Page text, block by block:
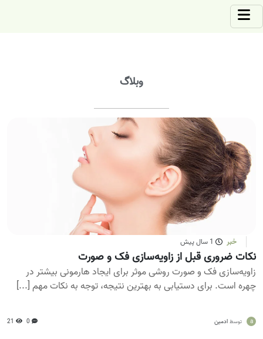
وبلاگ
خبر 1 سال پیش
نکات ضروری قبل از زاویه‌سازی فک و صورت
زاویه‌سازی فک و صورت روشی موثر برای ایجاد هارمونی بیشتر در
چهره است. برای دستیابی به بهترین نتیجه، توجه به نکات مهم [...]
a توسط ادمین 0
21